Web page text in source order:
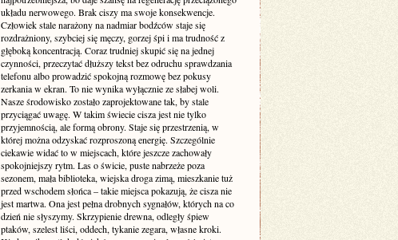
układu nerwowego. Brak ciszy ma swoje konsekwencje.
Człowiek stale narażony na nadmiar bodźców staje się
rozdrażniony, szybciej się męczy, gorzej śpi i ma trudność z
głęboką koncentracją. Coraz trudniej skupić się na jednej
czynności, przeczytać dłuższy tekst bez odruchu sprawdzania
telefonu albo prowadzić spokojną rozmowę bez pokusy
zerkania w ekran. To nie wynika wyłącznie ze słabej woli.
Nasze środowisko zostało zaprojektowane tak, by stale
przyciągać uwagę. W takim świecie cisza jest nie tylko
przyjemnością, ale formą obrony. Staje się przestrzenią, w
której można odzyskać rozproszoną energię. Szczególnie
ciekawie widać to w miejscach, które jeszcze zachowały
spokojniejszy rytm. Las o świcie, puste nabrzeże poza
sezonem, mała biblioteka, wiejska droga zimą, mieszkanie tuż
przed wschodem słońca – takie miejsca pokazują, że cisza nie
jest martwa. Ona jest pełna drobnych sygnałów, których na co
dzień nie słyszymy. Skrzypienie drewna, odległy śpiew
ptaków, szelest liści, oddech, tykanie zegara, własne kroki.